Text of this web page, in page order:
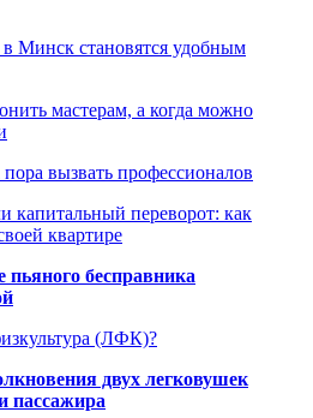
Минск становятся удобным
мастерам, а когда можно
пора вызвать профессионалов
капитальный переворот: как
квартире
бесправника
(ЛФК)?
двух легковушек
пассажира